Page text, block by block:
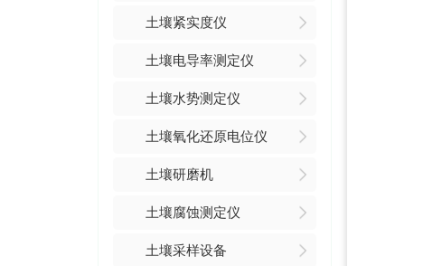
土壤紧实度仪
土壤电导率测定仪
土壤水势测定仪
土壤氧化还原电位仪
土壤研磨机
土壤腐蚀测定仪
土壤采样设备